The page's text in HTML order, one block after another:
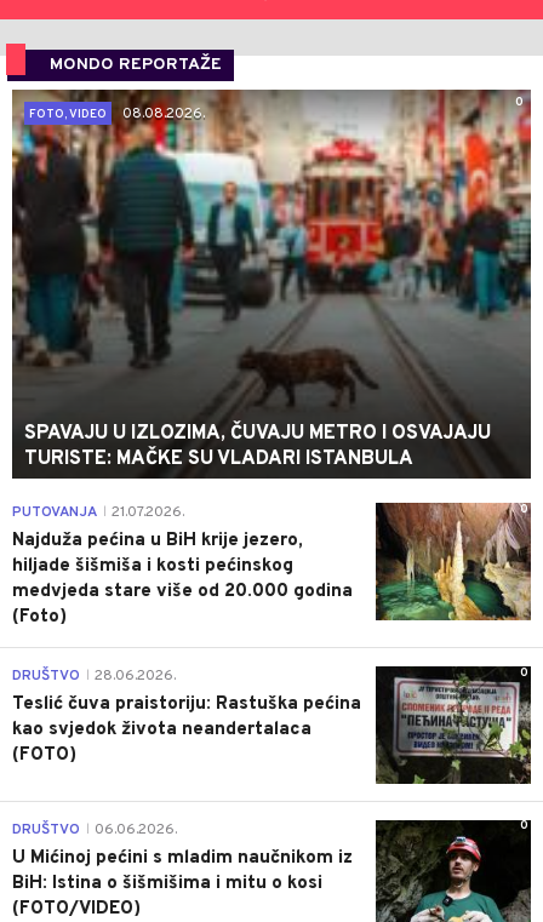
MONDO REPORTAŽE
0
FOTO, VIDEO
08.08.2026.
SPAVAJU U IZLOZIMA, ČUVAJU METRO I OSVAJAJU
TURISTE: MAČKE SU VLADARI ISTANBULA
0
PUTOVANJA 21.07.2026.
Najduža pećina u BiH krije jezero,
hiljade šišmiša i kosti pećinskog
medvjeda stare više od 20.000 godina
(Foto)
0
DRUŠTVO 28.06.2026.
Teslić čuva praistoriju: Rastuška pećina
kao svjedok života neandertalaca
(FOTO)
0
DRUŠTVO 06.06.2026.
U Mićinoj pećini s mladim naučnikom iz
BiH: Istina o šišmišima i mitu o kosi
(FOTO/VIDEO)